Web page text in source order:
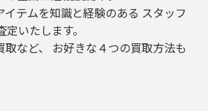
イテムを知識と経験のある スタッフ
いたします。
取など、 お好きな４つの買取方法も